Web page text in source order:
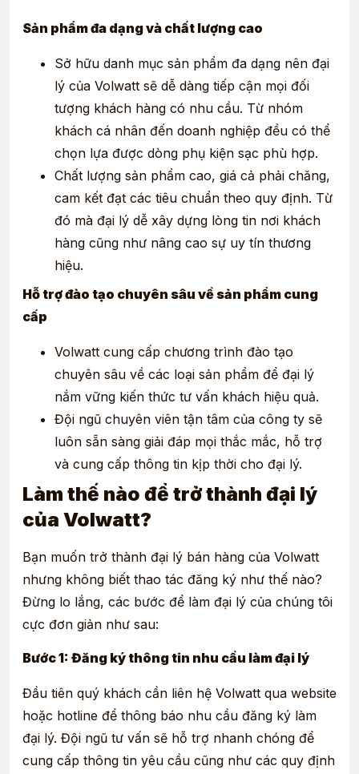
Sản phẩm đa dạng và chất lượng cao
Sở hữu danh mục sản phẩm đa dạng nên đại
lý của Volwatt sẽ dễ dàng tiếp cận mọi đối
tượng khách hàng có nhu cầu. Từ nhóm
khách cá nhân đến doanh nghiệp đều có thể
chọn lựa được dòng phụ kiện sạc phù hợp.
Chất lượng sản phẩm cao, giá cả phải chăng,
cam kết đạt các tiêu chuẩn theo quy định. Từ
đó mà đại lý dễ xây dựng lòng tin nơi khách
hàng cũng như nâng cao sự uy tín thương
hiệu.
Hỗ trợ đào tạo chuyên sâu về sản phẩm cung
cấp
Volwatt cung cấp chương trình đào tạo
chuyên sâu về các loại sản phẩm để đại lý
nắm vững kiến thức tư vấn khách hiệu quả.
Đội ngũ chuyên viên tận tâm của công ty sẽ
luôn sẵn sàng giải đáp mọi thắc mắc, hỗ trợ
và cung cấp thông tin kịp thời cho đại lý.
Làm thế nào để trở thành đại lý
của Volwatt?
Bạn muốn trở thành đại lý bán hàng của Volwatt
nhưng không biết thao tác đăng ký như thế nào?
Đừng lo lắng, các bước để làm đại lý của chúng tôi
cực đơn giản như sau:
Bước 1: Đăng ký thông tin nhu cầu làm đại lý
Đầu tiên quý khách cần liên hệ Volwatt qua website
hoặc hotline để thông báo nhu cầu đăng ký làm
đại lý. Đội ngũ tư vấn sẽ hỗ trợ nhanh chóng để
cung cấp thông tin yêu cầu cũng như các quy định